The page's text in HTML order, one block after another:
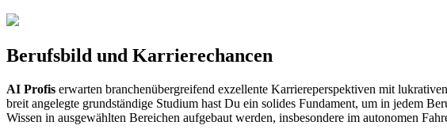
Berufsbild und Karrierechancen
AI Profis erwarten branchenübergreifend exzellente Karriereperspektiven mit
breit angelegte grundständige Studium hast Du ein solides Fundament, um in jedem
Wissen in ausgewählten Bereichen aufgebaut werden, insbesondere im autonomen